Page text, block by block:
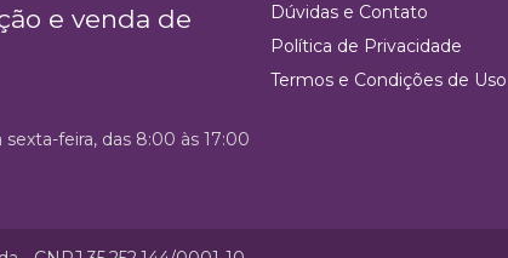
e venda de
Dúvidas e Contato
Política de Privacidade
Termos e Condições de Uso
feira, das 8:00 às 17:00